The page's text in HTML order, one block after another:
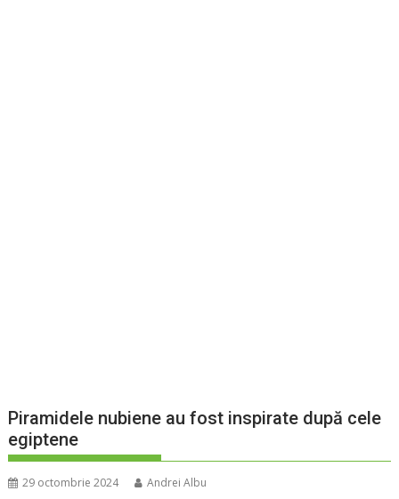
Piramidele nubiene au fost inspirate după cele
egiptene
29 octombrie 2024 Andrei Albu